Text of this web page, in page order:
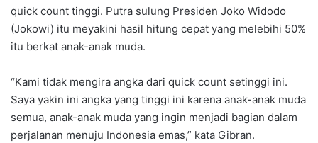
quick count tinggi. Putra sulung Presiden Joko Widodo
(Jokowi) itu meyakini hasil hitung cepat yang melebihi 50%
itu berkat anak-anak muda.
“Kami tidak mengira angka dari quick count setinggi ini.
Saya yakin ini angka yang tinggi ini karena anak-anak muda
semua, anak-anak muda yang ingin menjadi bagian dalam
perjalanan menuju Indonesia emas,” kata Gibran.